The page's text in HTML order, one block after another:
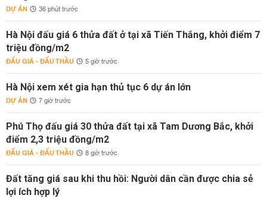
DỰ ÁN 36 phút trước
Hà Nội đấu giá 6 thửa đất ở tại xã Tiến Thắng, khởi điểm 7
triệu đồng/m2
ĐẤU GIÁ - ĐẤU THẦU 5 giờ trước
Hà Nội xem xét gia hạn thủ tục 6 dự án lớn
DỰ ÁN 7 giờ trước
Phú Thọ đấu giá 30 thửa đất tại xã Tam Dương Bắc, khởi
điểm 2,3 triệu đồng/m2
ĐẤU GIÁ - ĐẤU THẦU 8 giờ trước
Đất tăng giá sau khi thu hồi: Người dân cần được chia sẻ
lợi ích hợp lý